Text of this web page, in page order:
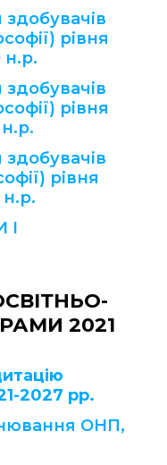
рівня
н.р.
рівня
н.р.
рівня
н.р.
І
2021
2027 рр.
ОНП,